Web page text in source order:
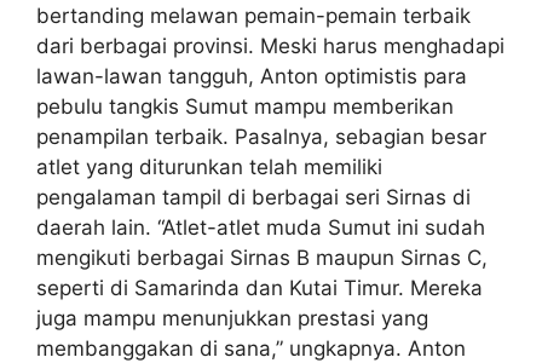
bertanding melawan pemain-pemain terbaik
dari berbagai provinsi. Meski harus menghadapi
lawan-lawan tangguh, Anton optimistis para
pebulu tangkis Sumut mampu memberikan
penampilan terbaik. Pasalnya, sebagian besar
atlet yang diturunkan telah memiliki
pengalaman tampil di berbagai seri Sirnas di
daerah lain. “Atlet-atlet muda Sumut ini sudah
mengikuti berbagai Sirnas B maupun Sirnas C,
seperti di Samarinda dan Kutai Timur. Mereka
juga mampu menunjukkan prestasi yang
membanggakan di sana,” ungkapnya. Anton